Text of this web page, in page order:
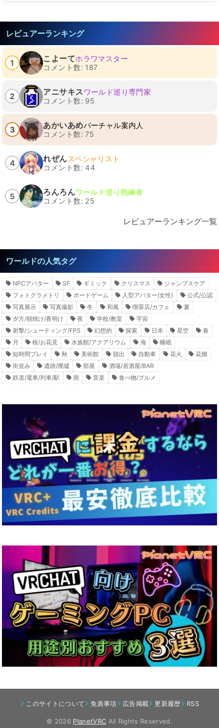
レビュアーランキング
1 こよーてホラワマスター
コメント数: 187
2 アニサキス ワールド巡り専門家
コメント数: 95
3 あかいあめバーチャル案内人
コメント数: 75
4 れぜんスペシャリスト
コメント数: 44
5 ろんろんワールド巡り熟練者
コメント数: 25
レビュアーランキング一覧
ワールドの人気タグ
NPCアバター SF ギミック クリスマス
ジャンプスケア
フォトグラメトリ
ボードゲーム 人型アバター(女性)
公式/公認
写真展示
写真撮影 冬 和風 喫茶店/カフェ
夏
夕方/朝焼け/夜明け
夜 学校/教室
宇宙
射撃/シューティング/FPS
幻想的 探索 日本 星空
春
月
桜/お花見 水族館/アクアリウム 海
睡眠
短時間プレイ
秋 美術館 脱出 自動車 花火
花畑
街並み
遺跡/廃墟 部屋
酒場/居酒屋/BAR
鉄道/電車/列車/駅
雨 音楽 食べ物/グルメ
このサイトについて 免責事項 広告掲載 更新履歴 RSS
© 2026 PlanetVRC All Rights Reserved.